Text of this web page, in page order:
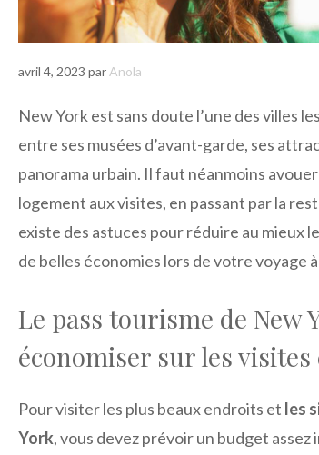
avril 4, 2023 par Anola
New York est sans doute l’une des villes
entre ses musées d’avant-garde, ses
panorama urbain. Il faut néanmoins
logement aux visites, en passant par la
existe des astuces pour réduire au mieux
de belles économies lors de votre voyage à
Le pass tourisme de New
économiser sur les
Pour visiter les plus beaux endroits et les
York, vous devez prévoir un budget assez